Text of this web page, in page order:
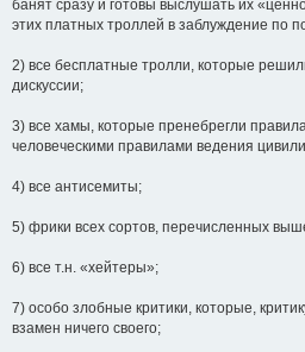
банят сразу и готовы выслушать их
этих платных троллей в заблуждение по
2) все бесплатные тролли, которые
дискуссии;
3) все хамы, которые пренебрегли
человеческими правилами ведения
4) все антисемиты;
5) фрики всех сортов, перечисленных
6) все т.н. «хейтеры»;
7) особо злобные критики, которые,
взамен ничего своего;